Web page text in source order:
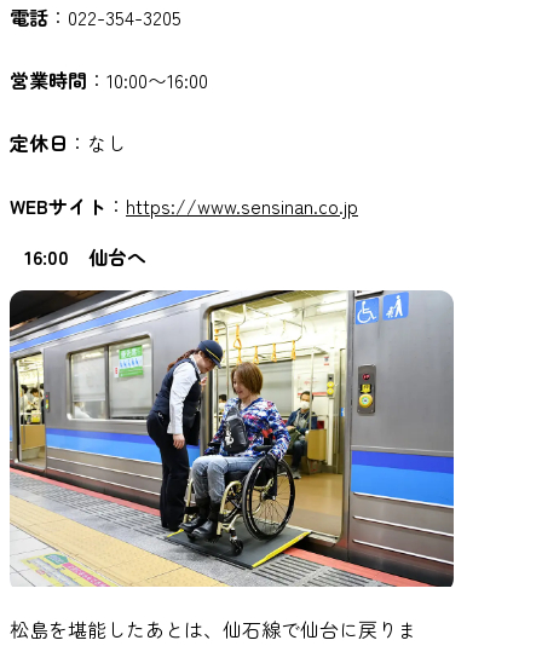
電話 ：022-354-3205
営業時間 ：10:00〜16:00
定休日 ：なし
WEBサイト ： https://www.sensinan.co.jp
16:00 仙台へ
松島を堪能したあとは、仙石線で仙台に戻りま